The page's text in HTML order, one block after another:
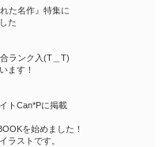
た名作』特集に
た
ランク入(T＿T)
ます！
トCan*Pに掲載
を始めました！
ラストです。